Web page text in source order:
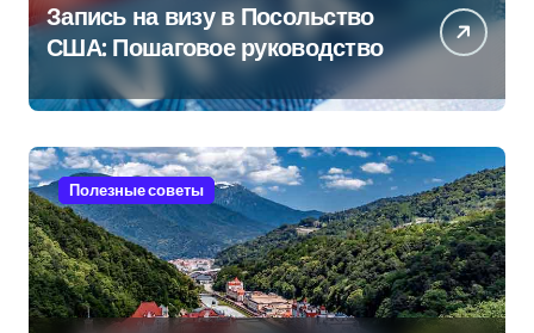
Запись на визу в Посольство
США: Пошаговое руководство
Полезные советы